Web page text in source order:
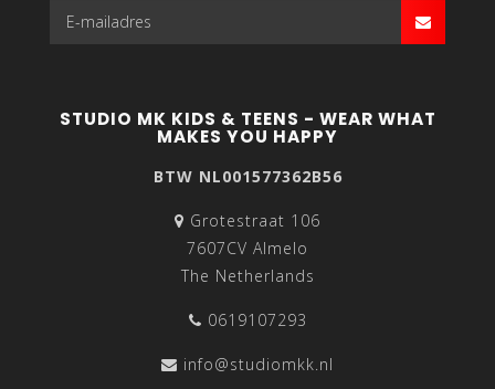
STUDIO MK KIDS & TEENS - WEAR WHAT
MAKES YOU HAPPY
BTW NL001577362B56
Grotestraat 106
7607CV Almelo
The Netherlands
0619107293
info@studiomkk.nl